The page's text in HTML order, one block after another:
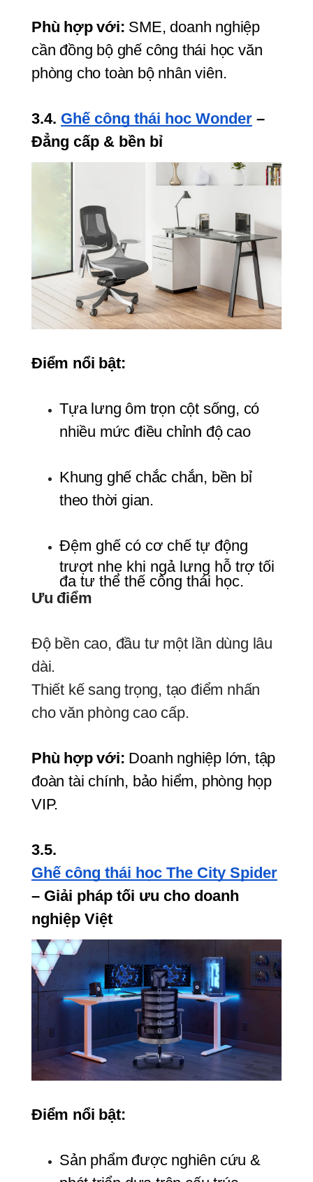
Phù hợp với: SME, doanh nghiệp
cần đồng bộ ghế công thái học văn
phòng cho toàn bộ nhân viên.
3.4. Ghế công thái học Wonder –
Đẳng cấp & bền bỉ
Điểm nổi bật:
Tựa lưng ôm trọn cột sống, có
nhiều mức điều chỉnh độ cao
Khung ghế chắc chắn, bền bỉ
theo thời gian.
Đệm ghế có cơ chế tự động
trượt nhẹ khi ngả lưng hỗ trợ tối
đa tư thế thế công thái học.
Ưu điểm
Độ bền cao, đầu tư một lần dùng lâu
dài.
Thiết kế sang trọng, tạo điểm nhấn
cho văn phòng cao cấp.
Phù hợp với: Doanh nghiệp lớn, tập
đoàn tài chính, bảo hiểm, phòng họp
VIP.
3.5.
Ghế công thái học The City Spider
– Giải pháp tối ưu cho doanh
nghiệp Việt
Điểm nổi bật:
Sản phẩm được nghiên cứu &